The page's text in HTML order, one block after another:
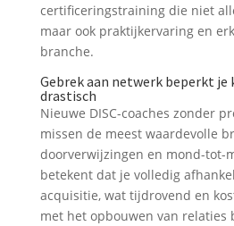
certificeringstraining die niet
maar ook praktijkervaring en
branche.
Gebrek aan netwerk beperkt
drastisch
Nieuwe DISC-coaches zonder
missen de meest waardevolle
doorverwijzingen en mond-tot-
betekent dat je volledig
acquisitie, wat tijdrovend en
met het opbouwen van relaties